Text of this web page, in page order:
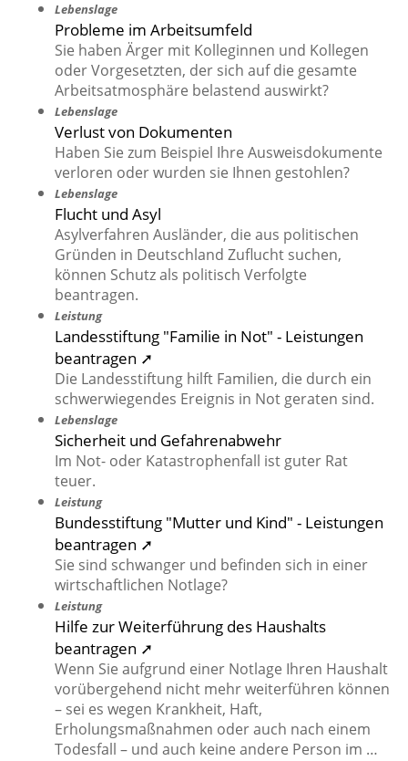
Lebenslage
Probleme im Arbeitsumfeld
Sie haben Ärger mit Kolleginnen und Kollegen
oder Vorgesetzten, der sich auf die gesamte
Arbeitsatmosphäre belastend auswirkt?
Lebenslage
Verlust von Dokumenten
Haben Sie zum Beispiel Ihre Ausweisdokumente
verloren oder wurden sie Ihnen gestohlen?
Lebenslage
Flucht und Asyl
Asylverfahren Ausländer, die aus politischen
Gründen in Deutschland Zuflucht suchen,
können Schutz als politisch Verfolgte
beantragen.
Leistung
Landesstiftung "Familie in Not" - Leistungen
beantragen ➚
Die Landesstiftung hilft Familien, die durch ein
schwerwiegendes Ereignis in Not geraten sind.
Lebenslage
Sicherheit und Gefahrenabwehr
Im Not- oder Katastrophenfall ist guter Rat
teuer.
Leistung
Bundesstiftung "Mutter und Kind" - Leistungen
beantragen ➚
Sie sind schwanger und befinden sich in einer
wirtschaftlichen Notlage?
Leistung
Hilfe zur Weiterführung des Haushalts
beantragen ➚
Wenn Sie aufgrund einer Notlage Ihren Haushalt
vorübergehend nicht mehr weiterführen können
– sei es wegen Krankheit, Haft,
Erholungsmaßnahmen oder auch nach einem
Todesfall – und auch keine andere Person im …